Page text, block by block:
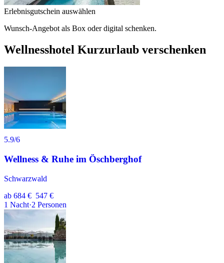
Erlebnisgutschein auswählen
Wunsch-Angebot als Box oder digital schenken.
Wellnesshotel Kurzurlaub verschenken
5.9/6
Wellness & Ruhe im Öschberghof
Schwarzwald
ab 684 € 547 €
1 Nacht·2 Personen